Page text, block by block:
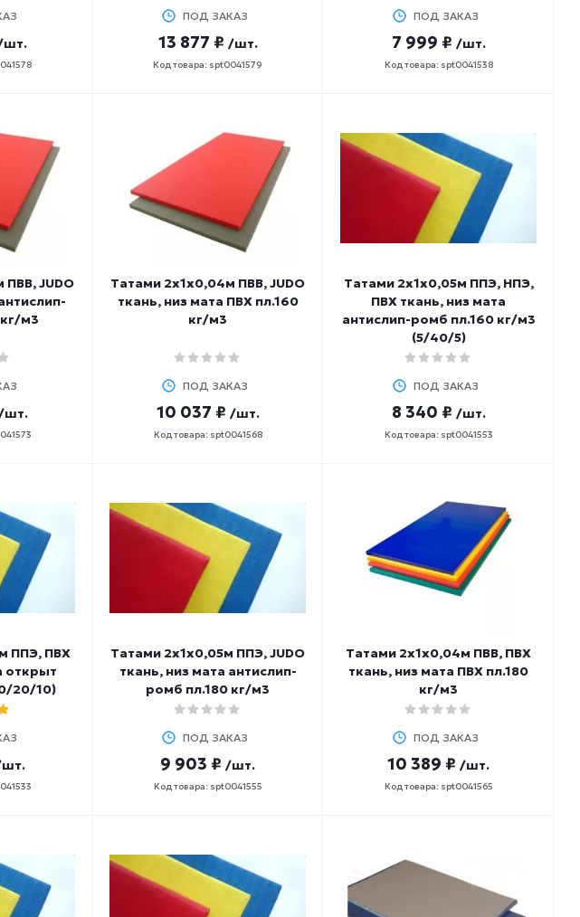
ПОД ЗАКАЗ
13 877 ₽ /шт.
Код товара: spt0041579
ПОД ЗАКАЗ
7 999 ₽ /шт.
Код товара: spt0041538
JUDO
м3
шт.
Татами 2х1х0,04м ПВВ, JUDO
ткань, низ мата ПВХ пл.160
кг/м3
ПОД ЗАКАЗ
10 037 ₽ /шт.
Код товара: spt0041568
Татами 2х1х0,05м ППЭ, НПЭ,
ПВХ ткань, низ мата
антислип-ромб пл.160 кг/м3
(5/40/5)
ПОД ЗАКАЗ
8 340 ₽ /шт.
Код товара: spt0041553
ППЭ, ПВХ
открыт
20/10)
Татами 2х1х0,05м ППЭ, JUDO
ткань, низ мата антислип-
ромб пл.180 кг/м3
ПОД ЗАКАЗ
9 903 ₽ /шт.
Код товара: spt0041555
Татами 2х1х0,04м ПВВ, ПВХ
ткань, низ мата ПВХ пл.180
кг/м3
ПОД ЗАКАЗ
10 389 ₽ /шт.
Код товара: spt0041565